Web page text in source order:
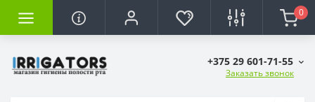
0
+375 29 601-71-55
Заказать звонок